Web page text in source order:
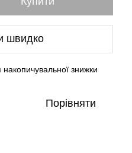
швидко
знижки
Порівняти